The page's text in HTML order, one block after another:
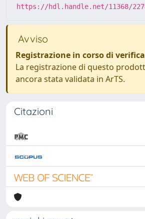
https://hdl.handle.net/11368/
Avviso
Registrazione in corso di verifica
La registrazione di questo
ancora stata validata in ArTS.
Citazioni